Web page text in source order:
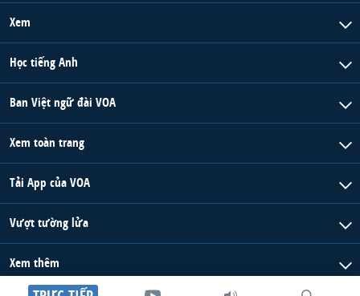
Xem
Học tiếng Anh
Ban Việt ngữ đài VOA
Xem toàn trang
Tải App của VOA
Vượt tường lửa
Xem thêm